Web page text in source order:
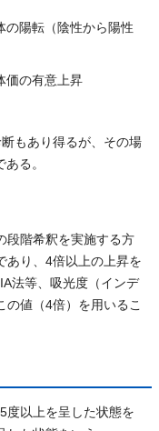
の陽転（陰性から陽性
価の有意上昇
もあり得るが、その場
る。
段階希釈を実施する方
あり、4倍以上の上昇を
法等、吸光度（インデ
の値（4倍）を用いるこ
度以上を呈した状態を